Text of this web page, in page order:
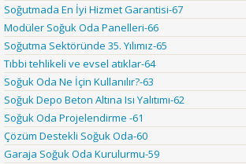
Soğutmada En İyi Hizmet Garantisi-67
Modüler Soğuk Oda Panelleri-66
Soğutma Sektöründe 35. Yılımız-65
Tıbbi tehlikeli ve evsel atıklar-64
Soğuk Oda Ne İçin Kullanılır?-63
Soğuk Depo Beton Altına Isı Yalıtımı-62
Soğuk Oda Projelendirme -61
Çözüm Destekli Soğuk Oda-60
Garaja Soğuk Oda Kurulurmu-59